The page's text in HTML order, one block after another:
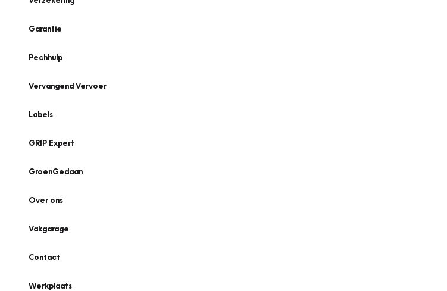
Garantie
Pechhulp
Vervangend Vervoer
Labels
GRIP Expert
GroenGedaan
Over ons
Vakgarage
Contact
Werkplaats